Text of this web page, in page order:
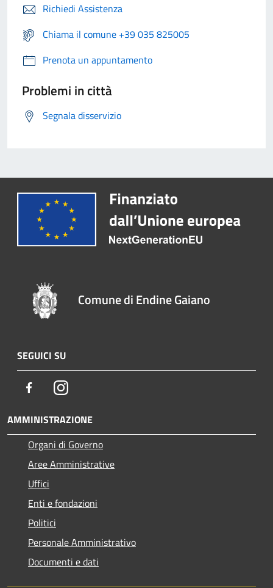
Richiedi Assistenza
Chiama il comune +39 035 825005
Prenota un appuntamento
Problemi in città
Segnala disservizio
Comune di Endine Gaiano
SEGUICI SU
FacebookInstagram
AMMINISTRAZIONE
Organi di Governo
Aree Amministrative
Uffici
Enti e fondazioni
Politici
Personale Amministrativo
Documenti e dati